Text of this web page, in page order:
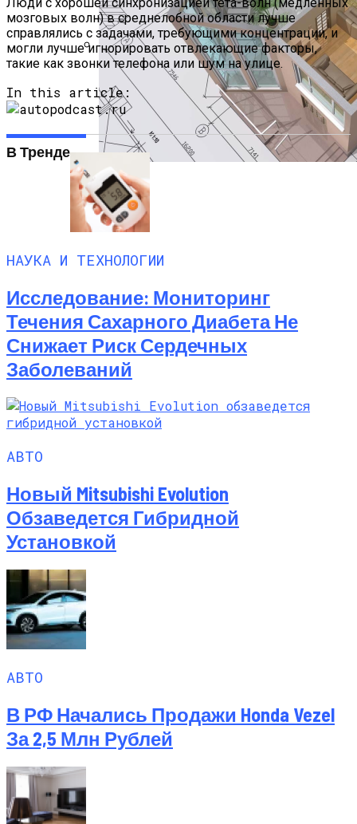
Исследование Показало, Что Польза
От Содержания Домашнего Животного
Может Быть Переоценена
Программы Планировки Квартир,
Которые Облегчат Ваш Ремонт
мозговых волн) в среднелобной области лучше
справлялись с задачами, требующими концентрации, и
могли лучше игнорировать отвлекающие факторы,
такие как звонки телефона или шум на улице.
In this article:
В Тренде
НАУКА И ТЕХНОЛОГИИ
Исследование: Мониторинг
Течения Сахарного Диабета Не
Снижает Риск Сердечных
Заболеваний
АВТО
Новый Mitsubishi Evolution
Обзаведется Гибридной
Установкой
АВТО
В РФ Начались Продажи Honda Vezel
За 2,5 Млн Рублей